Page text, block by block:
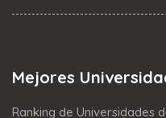
Mejores
Ranking de Universidades